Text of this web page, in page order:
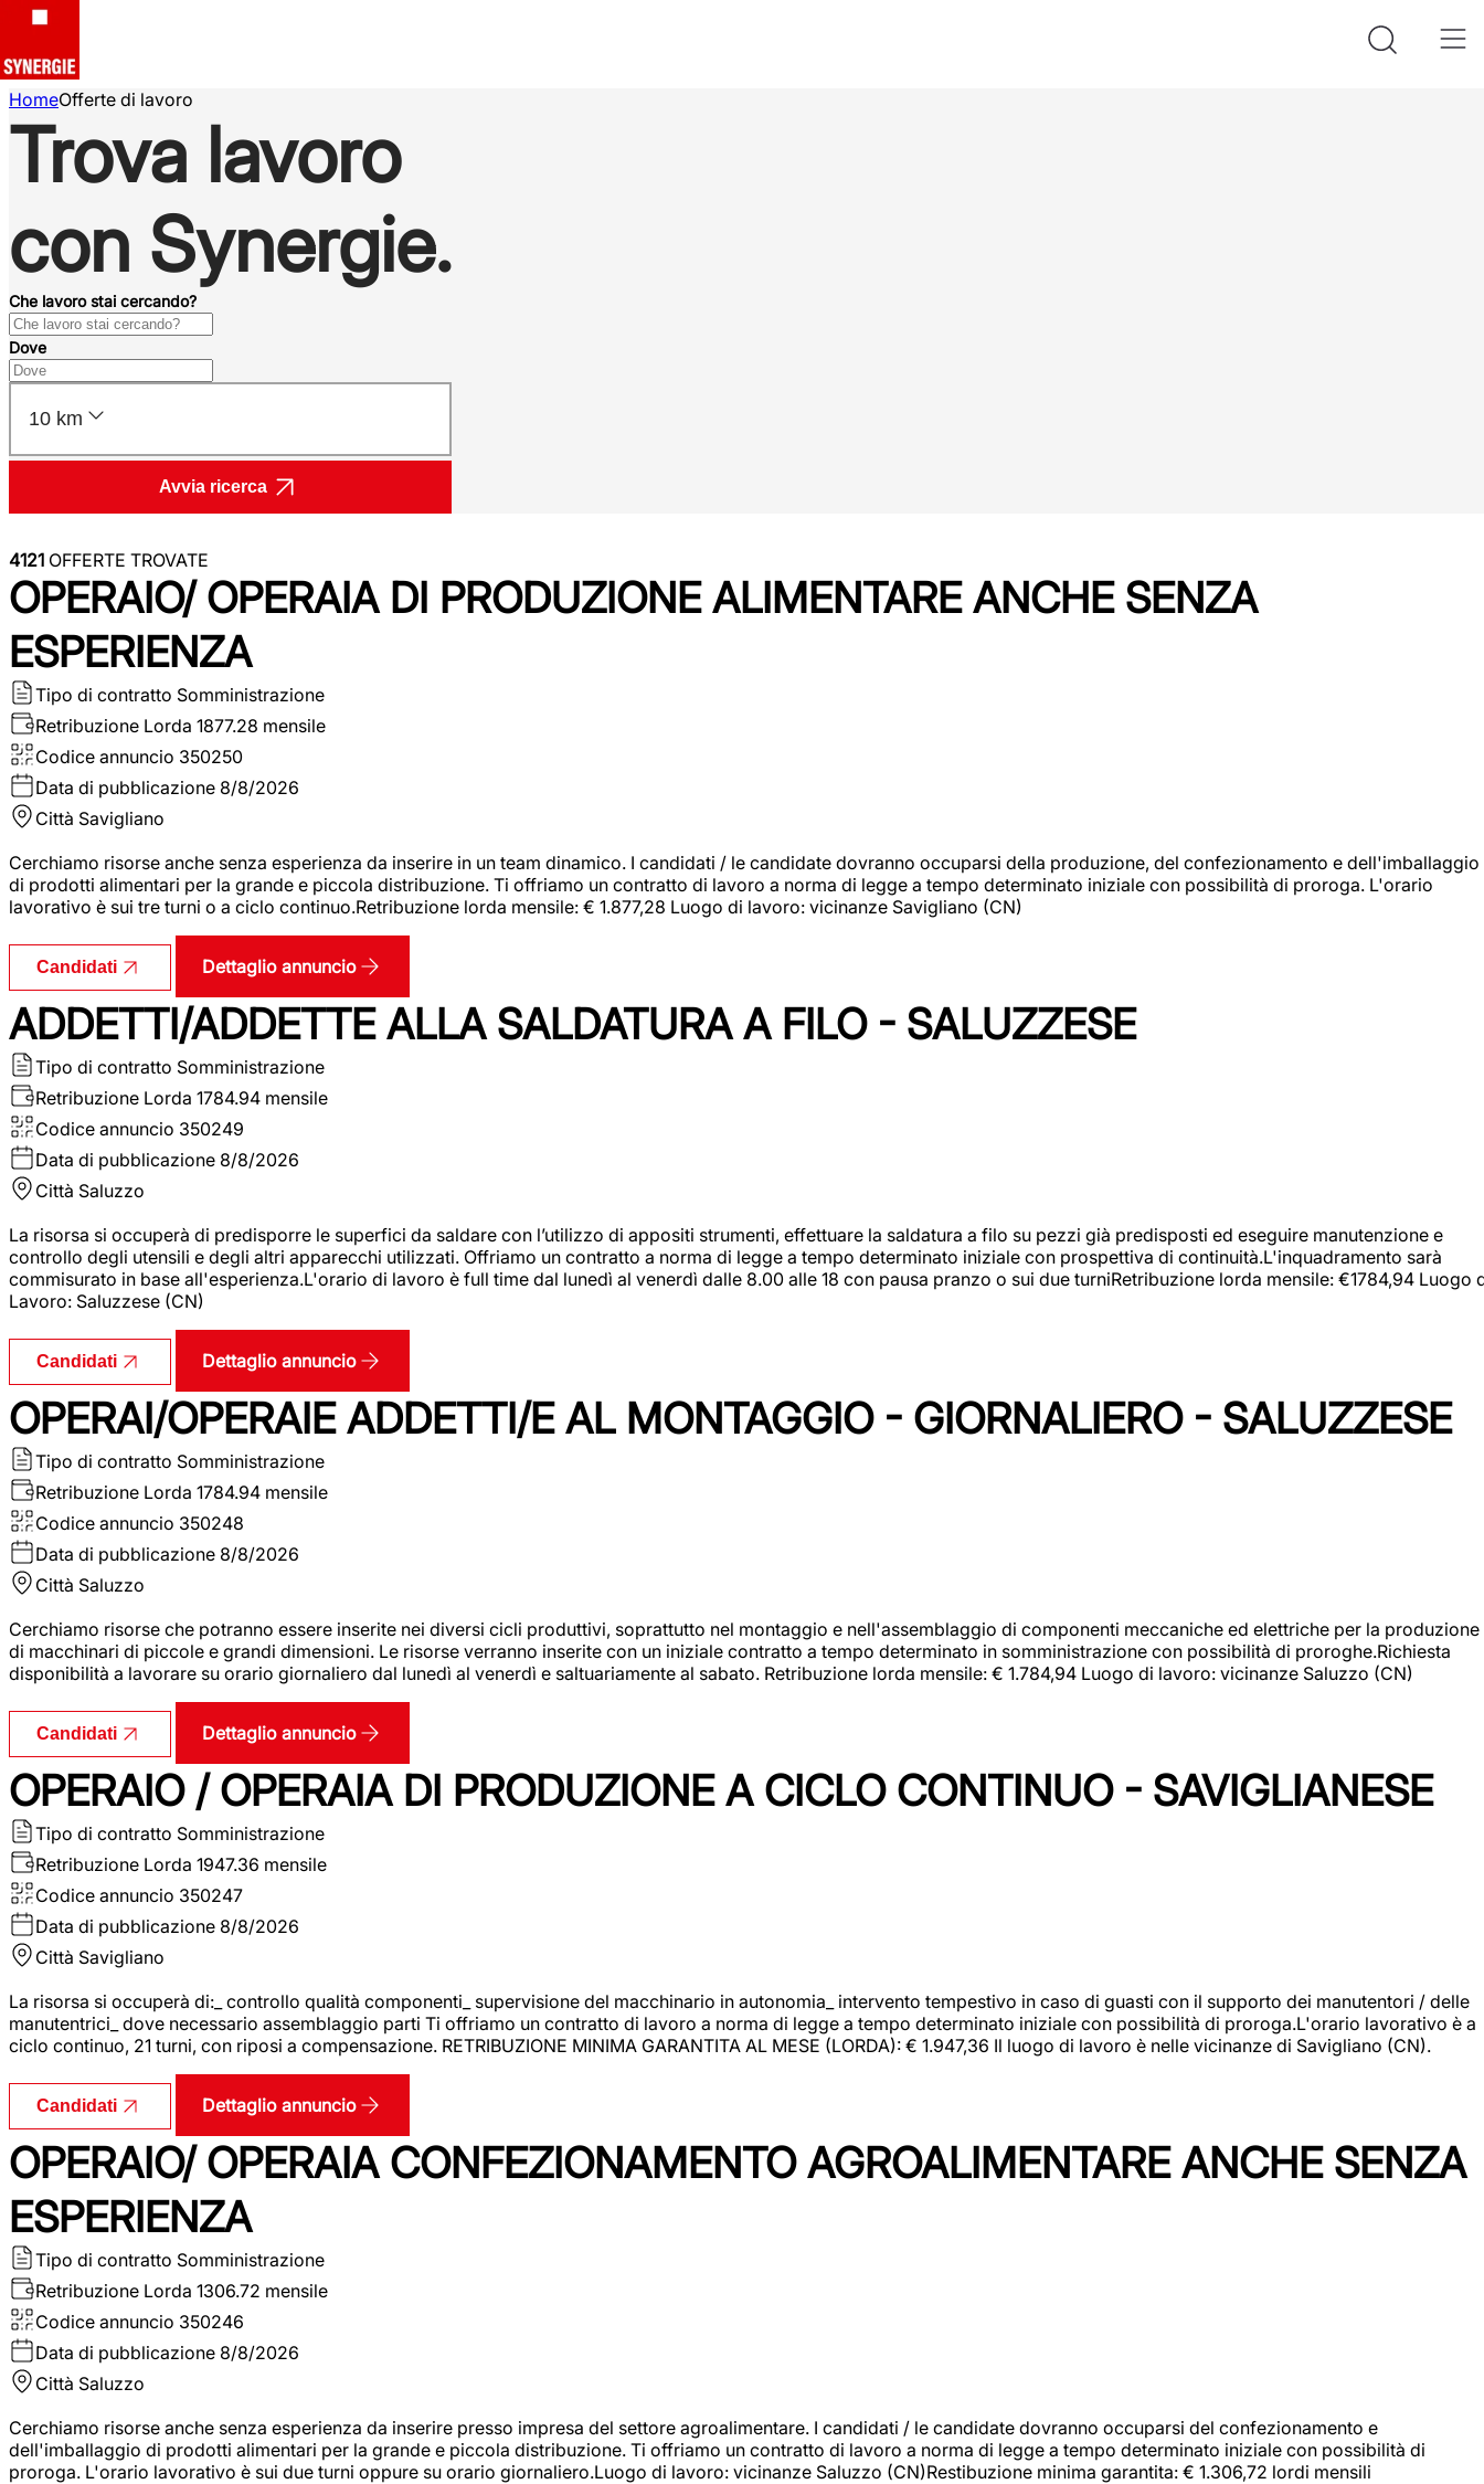
HomeOfferte di lavoro
Trova lavoro
con Synergie.
Che lavoro stai cercando?
Dove
10 km
Avvia ricerca
4121 OFFERTE TROVATE
OPERAIO/ OPERAIA DI PRODUZIONE ALIMENTARE ANCHE SENZA
ESPERIENZA
Tipo di contratto Somministrazione
Retribuzione Lorda 1877.28 mensile
Codice annuncio 350250
Data di pubblicazione 8/8/2026
Città Savigliano
Cerchiamo risorse anche senza esperienza da inserire in un team dinamico. I candidati / le candidate dovranno occuparsi della produzione, del confezionamento e dell'imballaggio
di prodotti alimentari per la grande e piccola distribuzione. Ti offriamo un contratto di lavoro a norma di legge a tempo determinato iniziale con possibilità di proroga. L'orario
lavorativo è sui tre turni o a ciclo continuo.Retribuzione lorda mensile: € 1.877,28 Luogo di lavoro: vicinanze Savigliano (CN)
Candidati Dettaglio annuncio
ADDETTI/ADDETTE ALLA SALDATURA A FILO - SALUZZESE
Tipo di contratto Somministrazione
Retribuzione Lorda 1784.94 mensile
Codice annuncio 350249
Data di pubblicazione 8/8/2026
Città Saluzzo
La risorsa si occuperà di predisporre le superfici da saldare con l’utilizzo di appositi strumenti, effettuare la saldatura a filo su pezzi già predisposti ed eseguire manutenzione e
controllo degli utensili e degli altri apparecchi utilizzati. Offriamo un contratto a norma di legge a tempo determinato iniziale con prospettiva di continuità.L'inquadramento sarà
commisurato in base all'esperienza.L'orario di lavoro è full time dal lunedì al venerdì dalle 8.00 alle 18 con pausa pranzo o sui due turniRetribuzione lorda mensile: €1784,94 Luogo
Lavoro: Saluzzese (CN)
Candidati Dettaglio annuncio
OPERAI/OPERAIE ADDETTI/E AL MONTAGGIO - GIORNALIERO - SALUZZESE
Tipo di contratto Somministrazione
Retribuzione Lorda 1784.94 mensile
Codice annuncio 350248
Data di pubblicazione 8/8/2026
Città Saluzzo
Cerchiamo risorse che potranno essere inserite nei diversi cicli produttivi, soprattutto nel montaggio e nell'assemblaggio di componenti meccaniche ed elettriche per la produzione
di macchinari di piccole e grandi dimensioni. Le risorse verranno inserite con un iniziale contratto a tempo determinato in somministrazione con possibilità di proroghe.Richiesta
disponibilità a lavorare su orario giornaliero dal lunedì al venerdì e saltuariamente al sabato. Retribuzione lorda mensile: € 1.784,94 Luogo di lavoro: vicinanze Saluzzo (CN)
Candidati Dettaglio annuncio
OPERAIO / OPERAIA DI PRODUZIONE A CICLO CONTINUO - SAVIGLIANESE
Tipo di contratto Somministrazione
Retribuzione Lorda 1947.36 mensile
Codice annuncio 350247
Data di pubblicazione 8/8/2026
Città Savigliano
La risorsa si occuperà di:_ controllo qualità componenti_ supervisione del macchinario in autonomia_ intervento tempestivo in caso di guasti con il supporto dei manutentori / delle
manutentrici_ dove necessario assemblaggio parti Ti offriamo un contratto di lavoro a norma di legge a tempo determinato iniziale con possibilità di proroga.L'orario lavorativo è a
ciclo continuo, 21 turni, con riposi a compensazione. RETRIBUZIONE MINIMA GARANTITA AL MESE (LORDA): € 1.947,36 Il luogo di lavoro è nelle vicinanze di Savigliano (CN).
Candidati Dettaglio annuncio
OPERAIO/ OPERAIA CONFEZIONAMENTO AGROALIMENTARE ANCHE SENZA
ESPERIENZA
Tipo di contratto Somministrazione
Retribuzione Lorda 1306.72 mensile
Codice annuncio 350246
Data di pubblicazione 8/8/2026
Città Saluzzo
Cerchiamo risorse anche senza esperienza da inserire presso impresa del settore agroalimentare. I candidati / le candidate dovranno occuparsi del confezionamento e
dell'imballaggio di prodotti alimentari per la grande e piccola distribuzione. Ti offriamo un contratto di lavoro a norma di legge a tempo determinato iniziale con possibilità di
proroga. L'orario lavorativo è sui due turni oppure su orario giornaliero.Luogo di lavoro: vicinanze Saluzzo (CN)Restibuzione minima garantita: € 1.306,72 lordi mensili